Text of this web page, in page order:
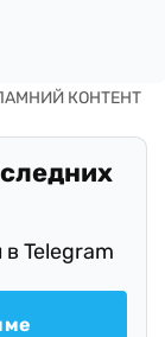
Telegram